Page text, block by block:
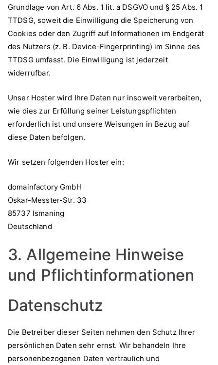
Grundlage von Art. 6 Abs. 1 lit. a DSGVO und § 25 Abs. 1
TTDSG, soweit die Einwilligung die Speicherung von
Cookies oder den Zugriff auf Informationen im Endgerät
des Nutzers (z. B. Device-Fingerprinting) im Sinne des
TTDSG umfasst. Die Einwilligung ist jederzeit
widerrufbar.
Unser Hoster wird Ihre Daten nur insoweit verarbeiten,
wie dies zur Erfüllung seiner Leistungspflichten
erforderlich ist und unsere Weisungen in Bezug auf
diese Daten befolgen.
Wir setzen folgenden Hoster ein:
domainfactory GmbH
Oskar-Messter-Str. 33
85737 Ismaning
Deutschland
3. Allgemeine Hinweise
und Pflicht­informationen
Datenschutz
Die Betreiber dieser Seiten nehmen den Schutz Ihrer
persönlichen Daten sehr ernst. Wir behandeln Ihre
personenbezogenen Daten vertraulich und